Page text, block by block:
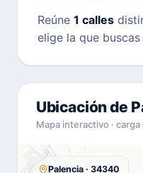
Reúne 1 calles
elige la que
Ubicación de
Mapa interactivo ·
Palencia · 34340